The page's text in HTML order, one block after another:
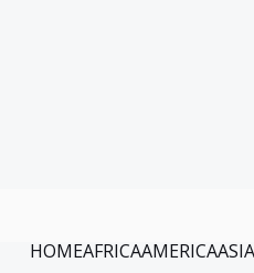
HOMEAFRICAAMERICAASIA